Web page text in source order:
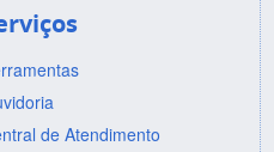
de Atendimento